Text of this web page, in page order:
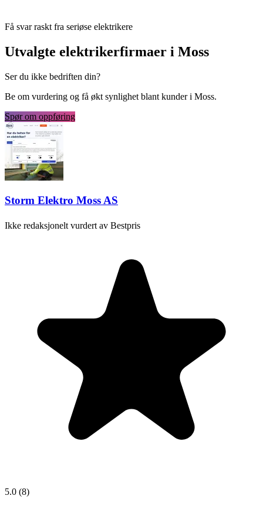
Få svar raskt fra seriøse elektrikere
Utvalgte elektrikerfirmaer i Moss
Ser du ikke bedriften din?
Be om vurdering og få økt synlighet blant kunder i Moss.
Spør om oppføring
Storm Elektro Moss AS
Ikke redaksjonelt vurdert av Bestpris
5.0 (8)